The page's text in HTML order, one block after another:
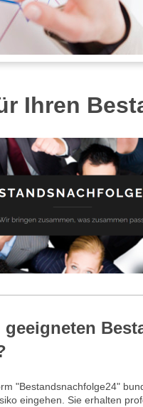
Ihren
geeigneten
"Bestandsnachfolge24"
eingehen. Sie erhalten